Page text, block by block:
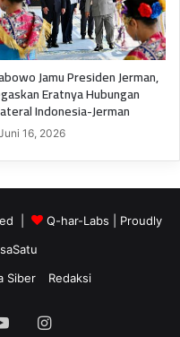
Jamu Presiden Jerman,
Eratnya Hubungan
Indonesia-Jerman
16, 2026
| Q-har-Labs | Proudly
Siber Redaksi
YouTubeInstagram